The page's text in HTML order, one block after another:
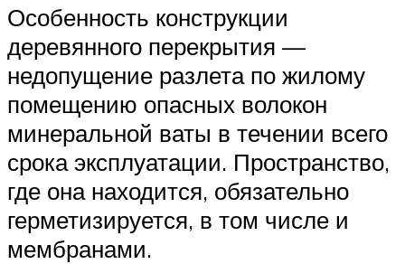
Особенность конструкции
деревянного перекрытия —
недопущение разлета по жилому
помещению опасных волокон
минеральной ваты в течении всего
срока эксплуатации. Пространство,
где она находится, обязательно
герметизируется, в том числе и
мембранами.